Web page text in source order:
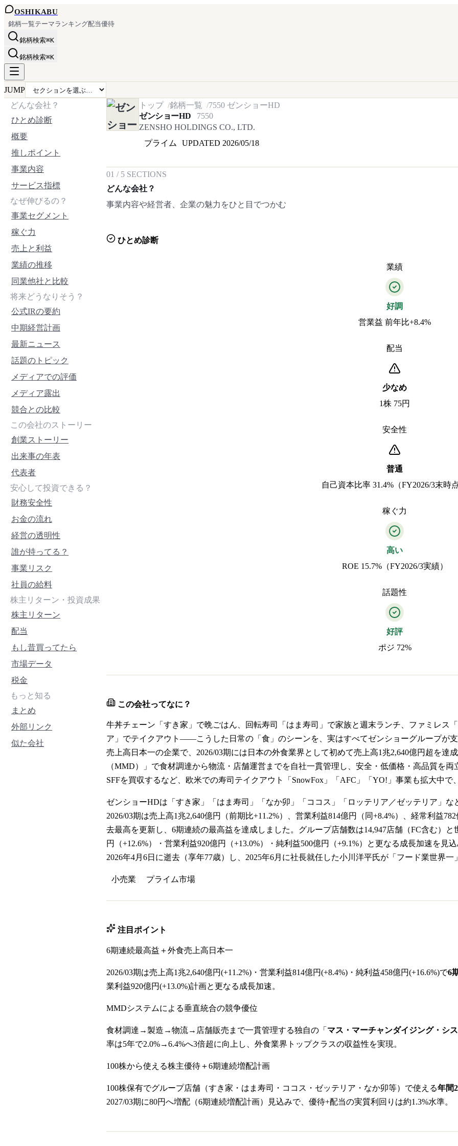
OSHIKABU
銘柄一覧テーマランキング配当優待
銘柄検索⌘K
銘柄検索⌘K
JUMP
どんな会社？
ひとめ診断
概要
推しポイント
事業内容
サービス指標
なぜ伸びるの？
事業セグメント
稼ぐ力
売上と利益
業績の推移
同業他社と比較
将来どうなりそう？
公式IRの要約
中期経営計画
最新ニュース
話題のトピック
メディアでの評価
メディア露出
競合との比較
この会社のストーリー
創業ストーリー
出来事の年表
代表者
安心して投資できる？
財務安全性
お金の流れ
経営の透明性
誰が持ってる？
事業リスク
社員の給料
株主リターン・投資成果
株主リターン
配当
もし昔買ってたら
市場データ
税金
もっと知る
まとめ
外部リンク
似た会社
トップ 銘柄一覧 7550 ゼンショーHD
ゼンショーHD
7550
ZENSHO HOLDINGS CO., LTD.
プライム
UPDATED 2026/05/18
01 / 5 SECTIONS
どんな会社？
事業内容や経営者、企業の魅力をひと目でつかむ
ひとめ診断
業績
好調
営業益 前年比+8.4%
配当
少なめ
1株 75円
安全性
普通
自己資本比率 31.4%（FY2026/3末時
稼ぐ力
高い
ROE 15.7%（FY2026/3実績）
話題性
好評
ポジ 72%
この会社ってなに？
牛丼チェーン「すき家」で晩ごはん、回転寿司「はま寿司」で家族と週末ランチ、ファミレス
ア」でテイクアウト――こうした日常の「食」のシーンを、実はすべてゼンショーグループが
売上高日本一の企業で、2026/03期には日本の外食業界として初めて売上高1兆2,640億円超を達
（MMD）」で食材調達から物流・店舗運営までを自社一貫管理し、安全・低価格・高品質を
SFFを買収するなど、欧米での寿司テイクアウト「SnowFox」「AFC」「YO!」事業も拡大中
ゼンショーHDは「すき家」「はま寿司」「なか卯」「ココス」「ロッテリア／ゼッテリア」
2026/03期は売上高1兆2,640億円（前期比+11.2%）、営業利益814億円（同+8.4%）、経常利益
去最高を更新し、6期連続の最高益を達成しました。グループ店舗数は14,947店舗（FC含む）
円（+12.6%）・営業利益920億円（+13.0%）・純利益500億円（+9.1%）と更なる成長加速を
2026年4月6日に逝去（享年77歳）し、2025年6月に社長就任した小川洋平氏が「フード業世界
小売業 プライム市場
注目ポイント
6期連続最高益＋外食売上高日本一
2026/03期は売上高1兆2,640億円(+11.2%)・営業利益814億円(+8.4%)・純利益458億円(+16.6%)で6
業利益920億円(+13.0%)計画と更なる成長加速。
MMDシステムによる垂直統合の競争優位
食材調達→製造→物流→店舗販売まで一貫管理する独自の「 マス・マーチャンダイジング・シ
率は5年で2.0%→6.4%へ3倍超に向上し、外食業界トップクラスの収益性を実現。
100株から使える株主優待＋6期連続増配計画
100株保有でグループ店舗（すき家・はま寿司・ココス・ゼッテリア・なか卯等）で使える年間
2027/03期に80円へ増配（6期連続増配計画）見込みで、優待+配当の実質利回りは約1.3%水準。